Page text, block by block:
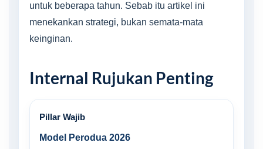
untuk beberapa tahun. Sebab itu artikel ini
menekankan strategi, bukan semata-mata
keinginan.
Internal Rujukan Penting
Pillar Wajib
Model Perodua 2026